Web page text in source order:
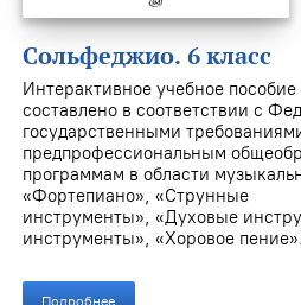
Сольфеджио. 6 класс
Интерактивное учебное пособие
составлено в соответствии с
государственными
предпрофессиональным
программам в области
«Фортепиано», «Струнные
инструменты», «Духовые
инструменты», «Хоровое пение».
Подробнее